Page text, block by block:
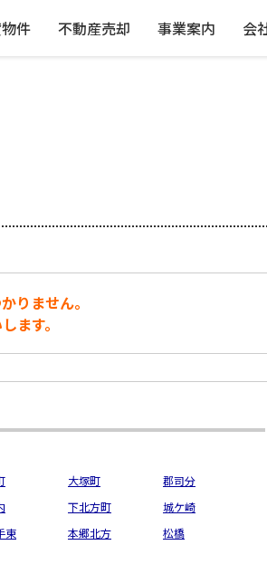
件 不動産売却 事業案内 会
りません。
ます。
大塚町
郡司分
下北方町
城ケ崎
東 本郷北方
松橋